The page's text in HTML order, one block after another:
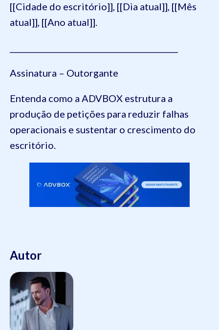
[[Cidade do escritório]], [[Dia atual]], [[Mês
atual]], [[Ano atual]].
Assinatura – Outorgante
Entenda como a ADVBOX estrutura a
produção de petições para reduzir falhas
operacionais e sustentar o crescimento do
escritório.
Autor